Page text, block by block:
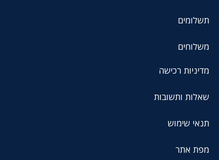
תשלומים
משלוחים
מדיניות רכישה
שאלות ותשובות
תנאי שימוש
מפת אתר